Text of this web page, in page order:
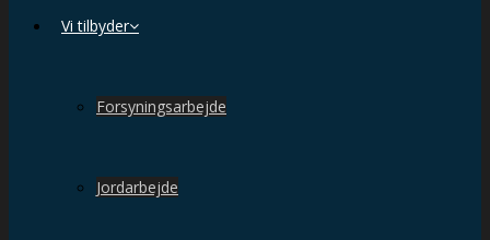
Vi tilbyder
Forsyningsarbejde
Jordarbejde